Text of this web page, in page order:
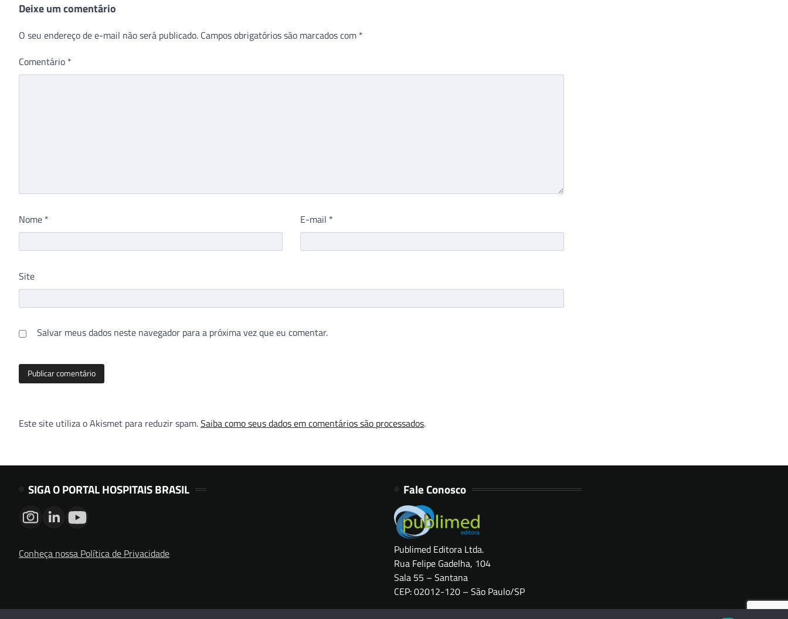
Deixe um comentário
O seu endereço de e-mail não será publicado. Campos obrigatórios são marcados com *
Comentário *
Nome * E-mail *
Site
Salvar meus dados neste navegador para a próxima vez que eu comentar.
Este site utiliza o Akismet para reduzir spam.Saiba como seus dados em comentários são processados.
SIGA O PORTAL HOSPITAIS BRASIL
Conheça nossa Política de Privacidade
Fale Conosco
Publimed Editora Ltda.
Rua Felipe Gadelha, 104
Sala 55 – Santana
CEP: 02012-120 – São Paulo/SP